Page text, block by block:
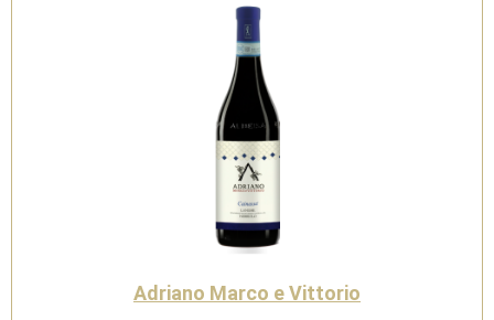
Adriano Marco e Vittorio